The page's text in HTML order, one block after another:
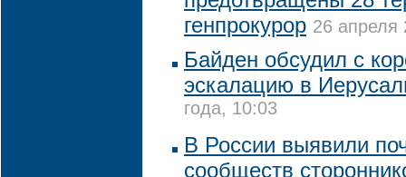
генпрокурор 26 апреля
Байден обсудил с
эскалацию в
года, 10:03
В России выявили
сообществ